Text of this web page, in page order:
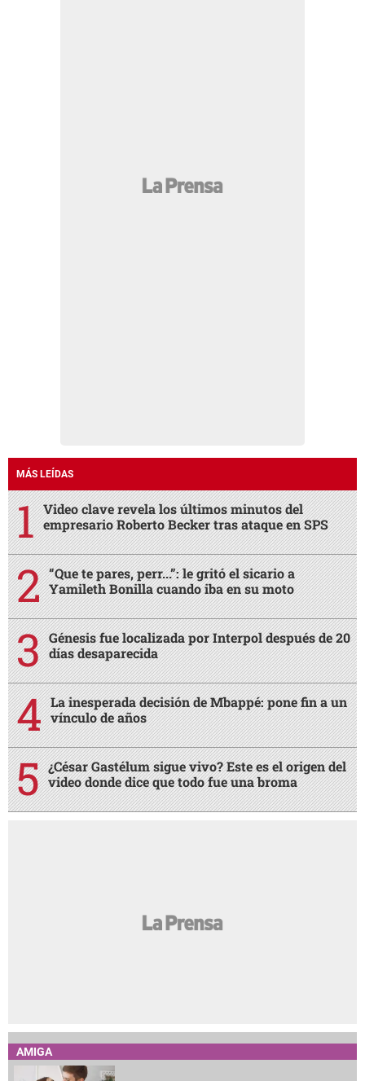
MÁS LEÍDAS
Video clave revela los últimos minutos del
empresario Roberto Becker tras ataque en SPS
“Que te pares, perr...”: le gritó el sicario a
Yamileth Bonilla cuando iba en su moto
Génesis fue localizada por Interpol después de 20
días desaparecida
La inesperada decisión de Mbappé: pone fin a un
vínculo de años
¿César Gastélum sigue vivo? Este es el origen del
video donde dice que todo fue una broma
AMIGA